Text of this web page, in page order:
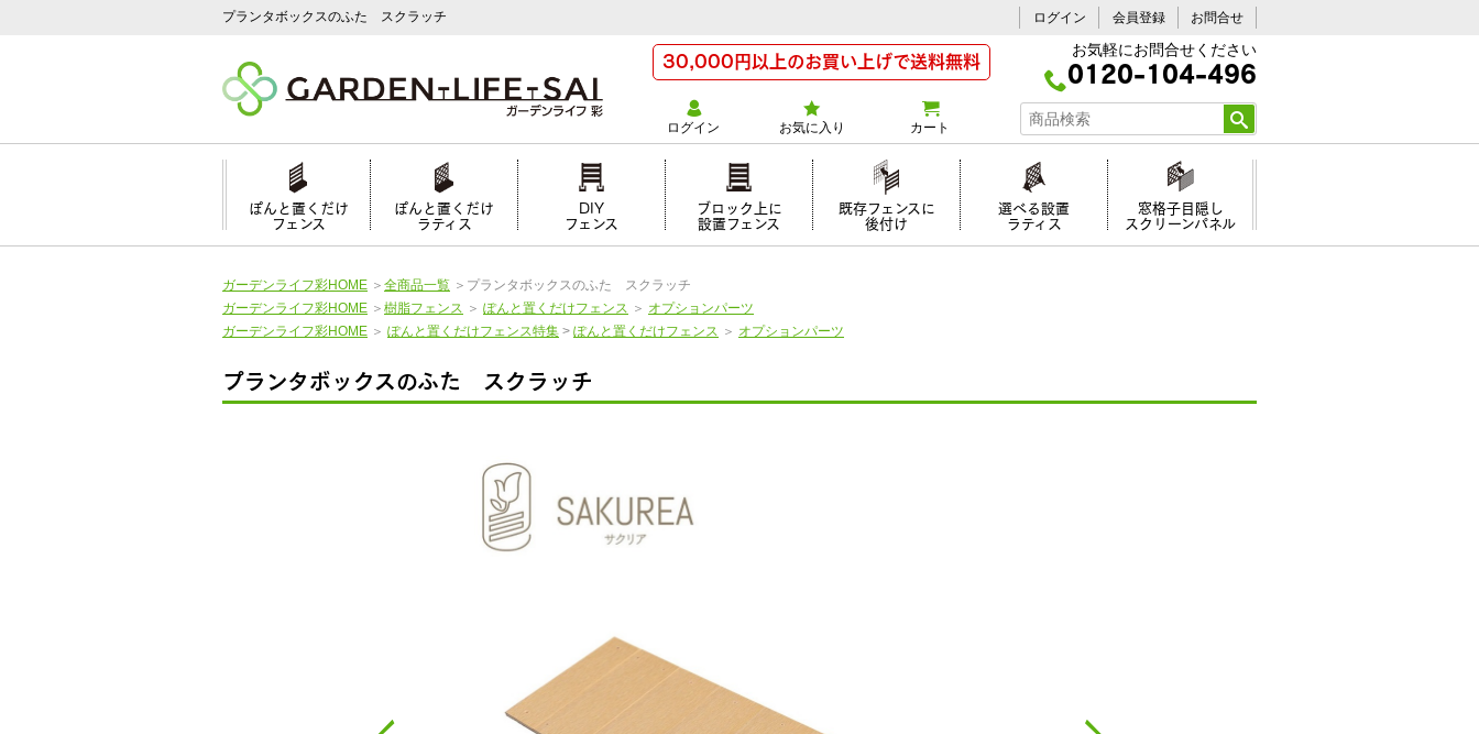
プランタボックスのふた スクラッチ ログイン 会員登録 お問合せ
30,000円以上のお買い上げで送料無料 お気軽にお問合せください
0120-104-496
ログイン お気に入り カート
ぽんと置くだけ
フェンス
ぽんと置くだけ
ラティス
DIY
フェンス
ブロック上に
設置フェンス
既存フェンスに
後付け
選べる設置
ラティス
窓格子目隠し
スクリーンパネル
ガーデンライフ彩HOME ＞ 全商品一覧 ＞ プランタボックスのふた スクラッチ
ガーデンライフ彩HOME ＞ 樹脂フェンス ＞ ぽんと置くだけフェンス ＞ オプションパーツ
ガーデンライフ彩HOME ＞ ぽんと置くだけフェンス特集 > ぽんと置くだけフェンス ＞ オプションパーツ
プランタボックスのふた スクラッチ